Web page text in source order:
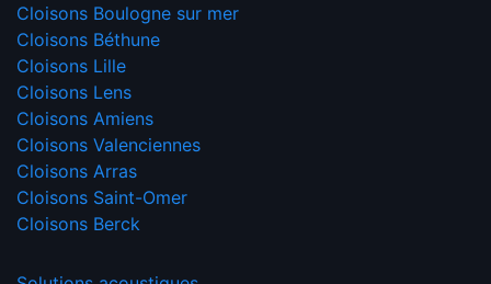
Cloisons Boulogne sur mer
Cloisons Béthune
Cloisons Lille
Cloisons Lens
Cloisons Amiens
Cloisons Valenciennes
Cloisons Arras
Cloisons Saint-Omer
Cloisons Berck